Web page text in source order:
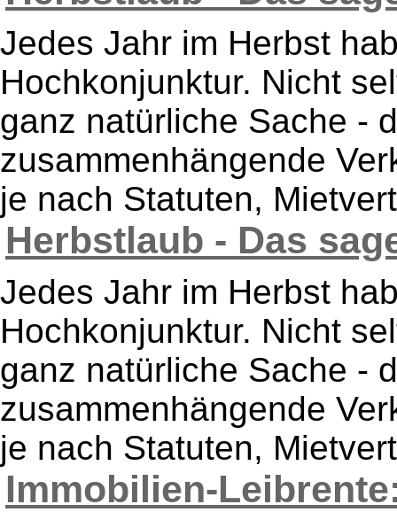
Jedes Jahr im Herbst
Hochkonjunktur. Nicht
ganz natürliche Sache -
zusammenhängende
je nach Statuten,
Herbstlaub - Das
Jedes Jahr im Herbst
Hochkonjunktur. Nicht
ganz natürliche Sache -
zusammenhängende
je nach Statuten,
Immobilien-